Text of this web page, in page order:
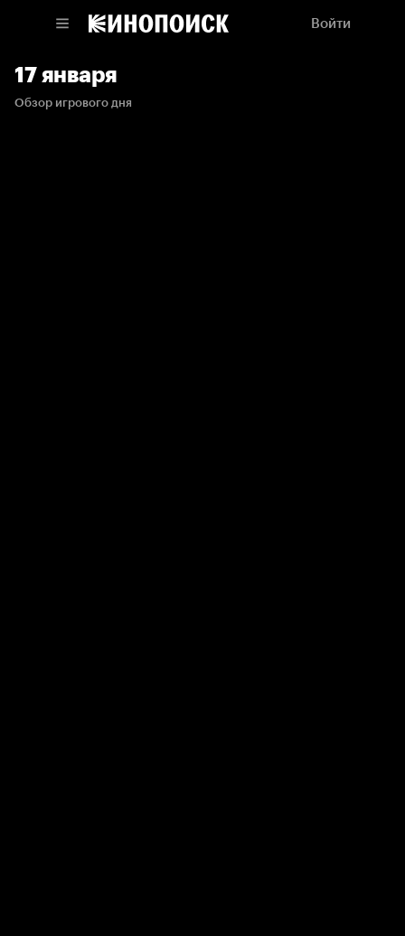
Войти
17 января
Обзор игрового дня